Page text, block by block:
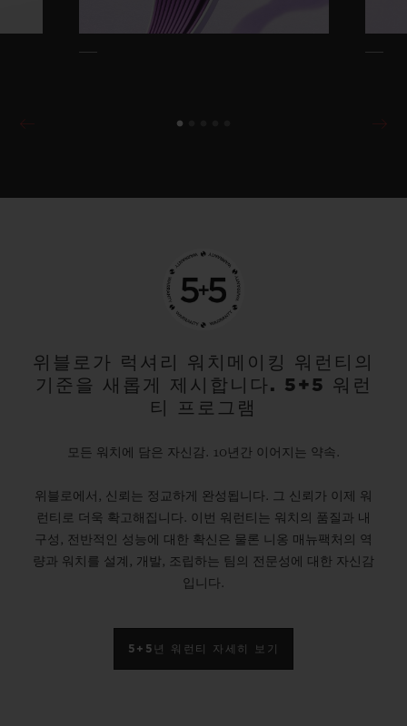
위블로가 럭셔리 워치메이킹 워런티의
기준을 새롭게 제시합니다. 5+5 워런
티 프로그램
모든 워치에 담은 자신감. 10년간 이어지는 약속.
위블로에서, 신뢰는 정교하게 완성됩니다. 그 신뢰가 이제 워
런티로 더욱 확고해집니다. 이번 워런티는 워치의 품질과 내
구성, 전반적인 성능에 대한 확신은 물론 니옹 매뉴팩처의 역
량과 워치를 설계, 개발, 조립하는 팀의 전문성에 대한 자신감
입니다.
5+5년 워런티 자세히 보기